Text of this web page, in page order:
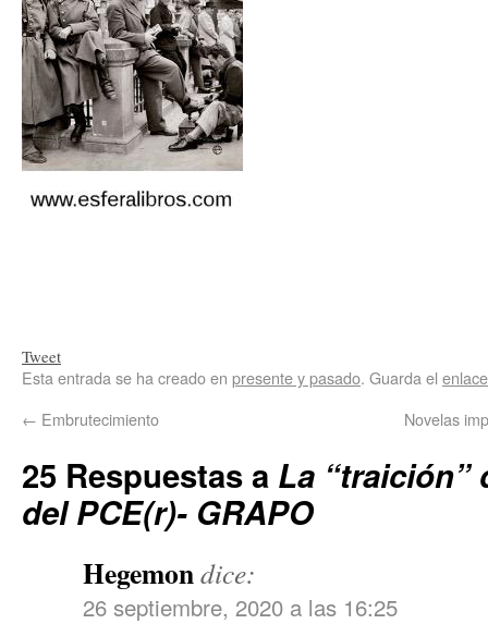
Tweet
Esta entrada se ha creado en presente y pasado. Guarda el
← Embrutecimiento Novelas
25 Respuestas a La “traición”
del PCE(r)- GRAPO
Hegemondice:
26 septiembre, 2020 a las 16:25